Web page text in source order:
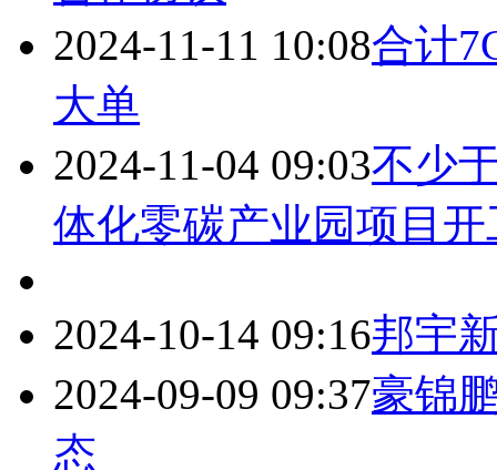
2024-11-11 10:08合计
大单
2024-11-04 09:03不少
体化零碳产业园项目开
2024-10-14 09:16邦宇
2024-09-09 09:37豪锦
态